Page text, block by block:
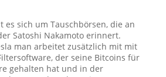
es sich um Tauschbörsen, die an
Satoshi Nakamoto erinnert.
man arbeitet zusätzlich mit mit
der seine Bitcoins für
gehalten hat und in der